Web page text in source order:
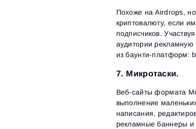
Похоже на Airdrops,
криптовалюту, если
подписчиков.
аудитории
из баунти-платформ:
7. Микротаски.
Веб-сайты формата
выполнение
написания,
рекламные баннеры и